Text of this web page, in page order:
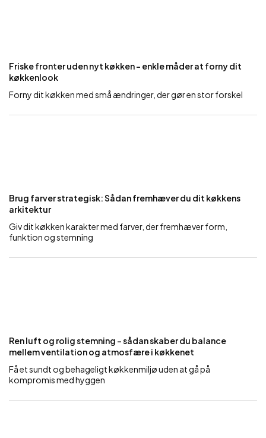
Friske fronter uden nyt køkken – enkle måder at forny dit
køkkenlook
Forny dit køkken med små ændringer, der gør en stor forskel
Brug farver strategisk: Sådan fremhæver du dit køkkens
arkitektur
Giv dit køkken karakter med farver, der fremhæver form,
funktion og stemning
Ren luft og rolig stemning – sådan skaber du balance
mellem ventilation og atmosfære i køkkenet
Få et sundt og behageligt køkkenmiljø uden at gå på
kompromis med hyggen